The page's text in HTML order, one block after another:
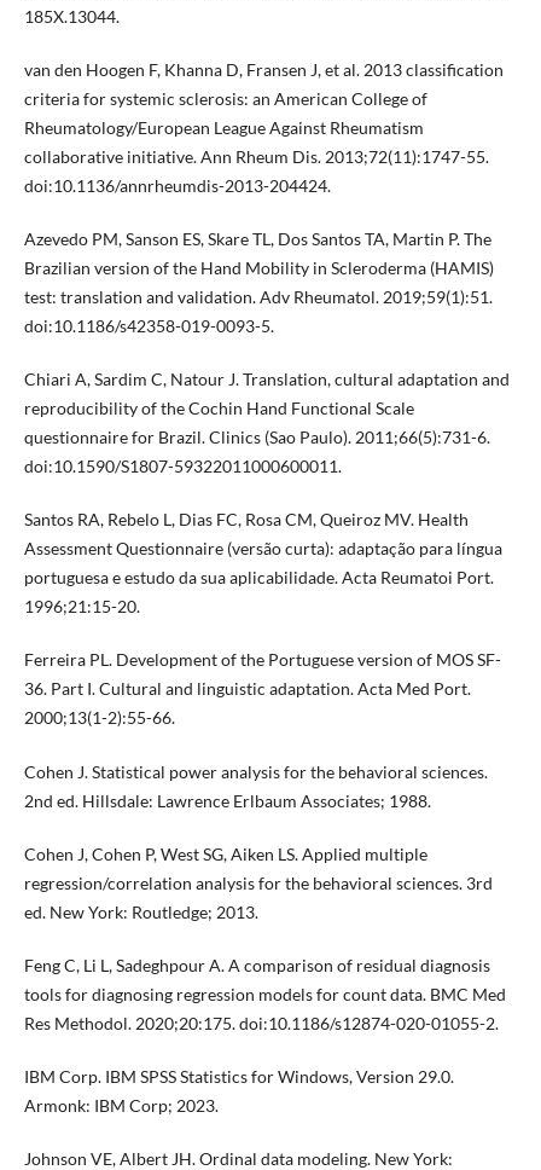
185X.13044.
van den Hoogen F, Khanna D, Fransen J, et al. 2013 classification
criteria for systemic sclerosis: an American College of
Rheumatology/European League Against Rheumatism
collaborative initiative. Ann Rheum Dis. 2013;72(11):1747-55.
doi:10.1136/annrheumdis-2013-204424.
Azevedo PM, Sanson ES, Skare TL, Dos Santos TA, Martin P. The
Brazilian version of the Hand Mobility in Scleroderma (HAMIS)
test: translation and validation. Adv Rheumatol. 2019;59(1):51.
doi:10.1186/s42358-019-0093-5.
Chiari A, Sardim C, Natour J. Translation, cultural adaptation and
reproducibility of the Cochin Hand Functional Scale
questionnaire for Brazil. Clinics (Sao Paulo). 2011;66(5):731-6.
doi:10.1590/S1807-59322011000600011.
Santos RA, Rebelo L, Dias FC, Rosa CM, Queiroz MV. Health
Assessment Questionnaire (versão curta): adaptação para língua
portuguesa e estudo da sua aplicabilidade. Acta Reumatoi Port.
1996;21:15-20.
Ferreira PL. Development of the Portuguese version of MOS SF-
36. Part I. Cultural and linguistic adaptation. Acta Med Port.
2000;13(1-2):55-66.
Cohen J. Statistical power analysis for the behavioral sciences.
2nd ed. Hillsdale: Lawrence Erlbaum Associates; 1988.
Cohen J, Cohen P, West SG, Aiken LS. Applied multiple
regression/correlation analysis for the behavioral sciences. 3rd
ed. New York: Routledge; 2013.
Feng C, Li L, Sadeghpour A. A comparison of residual diagnosis
tools for diagnosing regression models for count data. BMC Med
Res Methodol. 2020;20:175. doi:10.1186/s12874-020-01055-2.
IBM Corp. IBM SPSS Statistics for Windows, Version 29.0.
Armonk: IBM Corp; 2023.
Johnson VE, Albert JH. Ordinal data modeling. New York: